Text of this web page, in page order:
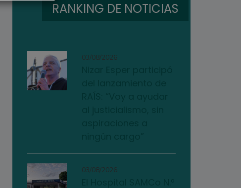
RANKING DE NOTICIAS
03/08/2026
03/08/2026